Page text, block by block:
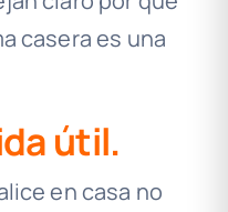
casera es una
útil.
en casa no